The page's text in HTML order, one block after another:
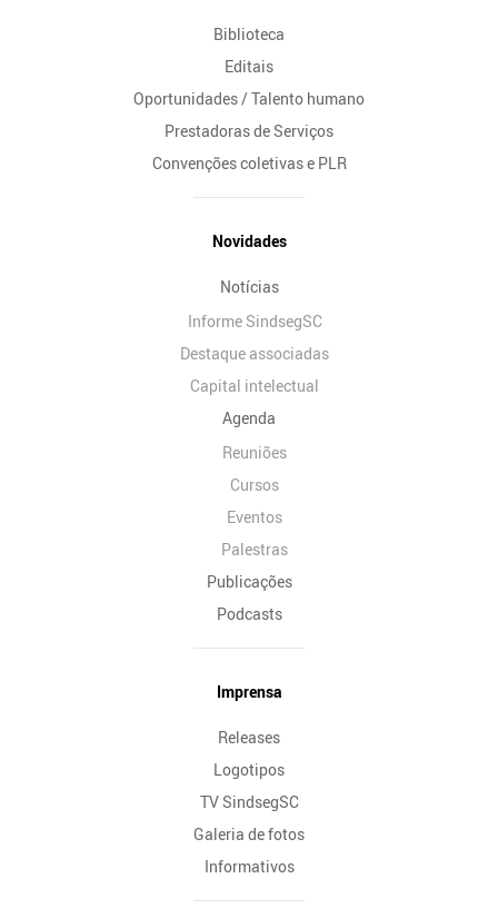
Biblioteca
Editais
Oportunidades / Talento humano
Prestadoras de Serviços
Convenções coletivas e PLR
Novidades
Notícias
Informe SindsegSC
Destaque associadas
Capital intelectual
Agenda
Reuniões
Cursos
Eventos
Palestras
Publicações
Podcasts
Imprensa
Releases
Logotipos
TV SindsegSC
Galeria de fotos
Informativos